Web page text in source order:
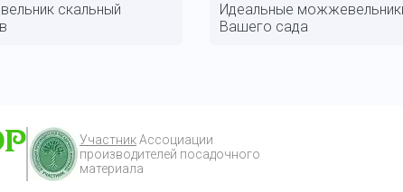
скальный
Идеальные
Вашего сада
УчастникАссоциации
производителей посадочного
материала